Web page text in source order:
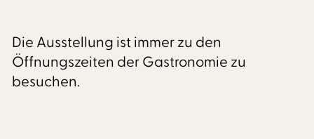
Die Ausstellung ist immer zu den
Öffnungszeiten der Gastronomie zu
besuchen.